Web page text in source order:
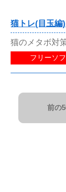
猫トレ(目玉編
猫のメタボ対
フリーソ
前の